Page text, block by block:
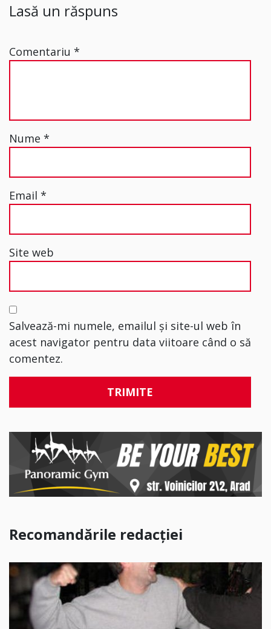
Lasă un răspuns
Comentariu *
Nume *
Email *
Site web
Salvează-mi numele, emailul și site-ul web în
acest navigator pentru data viitoare când o să
comentez.
Recomandările redacției